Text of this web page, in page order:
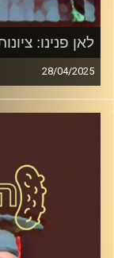
לאן פנינו:
28/04/2025
המערכת
דוד ופרופסור
קרדיט תמונות: